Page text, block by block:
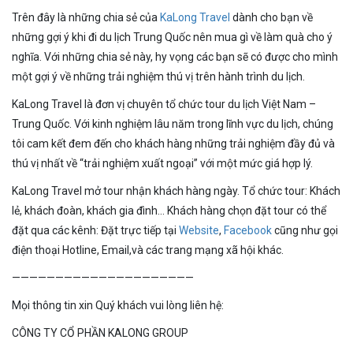
Trên đây là những chia sẻ của KaLong Travel dành cho bạn về
những gợi ý khi đi du lịch Trung Quốc nên mua gì về làm quà cho ý
nghĩa. Với những chia sẻ này, hy vọng các bạn sẽ có được cho mình
một gợi ý về những trải nghiệm thú vị trên hành trình du lịch.
KaLong Travel là đơn vị chuyên tổ chức tour du lịch Việt Nam –
Trung Quốc. Với kinh nghiệm lâu năm trong lĩnh vực du lịch, chúng
tôi cam kết đem đến cho khách hàng những trải nghiệm đầy đủ và
thú vị nhất về “trải nghiệm xuất ngoại” với một mức giá hợp lý.
KaLong Travel mở tour nhận khách hàng ngày. Tổ chức tour: Khách
lẻ, khách đoàn, khách gia đình… Khách hàng chọn đặt tour có thể
đặt qua các kênh: Đặt trực tiếp tại Website, Facebookcũng như gọi
điện thoại Hotline, Email,và các trang mạng xã hội khác.
—————————————————————
Mọi thông tin xin Quý khách vui lòng liên hệ:
CÔNG TY CỔ PHẦN KALONG GROUP